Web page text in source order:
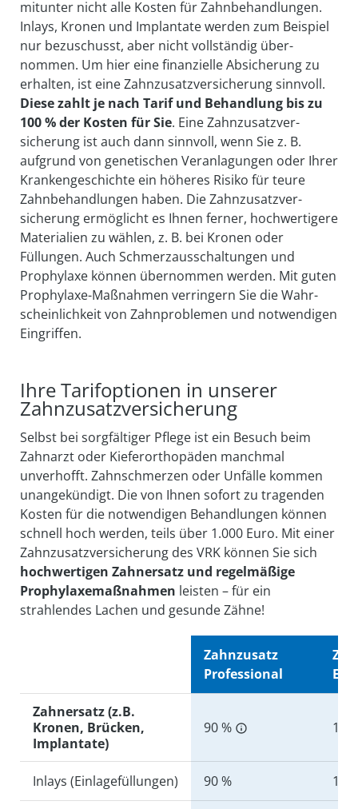
mit­unter nicht alle Kosten für Zahn­be­handlungen.
Inlays, Kronen und Im­plantate werden zum Beispiel
nur be­zuschusst, aber nicht voll­ständig über­
nommen. Um hier eine finanzielle Ab­sicherung zu
erhalten, ist eine Zahn­zusatz­ver­sicherung sinn­voll.
Diese zahlt je nach Tarif und Be­handlung bis zu
100 % der Kosten für Sie. Eine Zahn­zusatz­ver­
sicherung ist auch dann sinn­voll, wenn Sie z. B.
aufgrund von genetischen Ver­anlagungen oder Ihrer
Kranken­geschichte ein höheres Risiko für teure
Zahn­behandlungen haben. Die Zahn­zusatz­ver­
sicherung ermöglicht es Ihnen ferner, hoch­wertigere
Materialien zu wählen, z. B. bei Kronen oder
Füllungen. Auch Schmerz­aus­schaltungen und
Prophylaxe können über­nommen werden. Mit guten
Prophylaxe-­Maß­nahmen verringern Sie die Wahr­
scheinlich­keit von Zahn­problemen und not­wendigen
Eingriffen.
Ihre Tarifoptionen in unserer
Zahnzusatz­versicherung
Selbst bei sorgfältiger Pflege ist ein Besuch beim
Zahnarzt oder Kieferorthopäden manchmal
unverhofft. Zahnschmerzen oder Unfälle kommen
unangekündigt. Die von Ihnen sofort zu tragenden
Kosten für die notwendigen Behandlungen können
schnell hoch werden, teils über 1.000 Euro. Mit einer
Zahnzusatzversicherung des VRK können Sie sich
hochwertigen Zahnersatz und regelmäßige
Prophylaxemaßnahmen leisten – für ein
strahlendes Lachen und gesunde Zähne!
Zahnzusatz
Professional
Zahnersatz (z.B.
Kronen, Brücken,
Implantate)
90 %
Inlays (Einlagefüllungen) 90 % 100